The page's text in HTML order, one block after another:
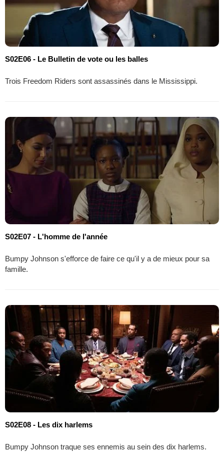
S02E06 - Le Bulletin de vote ou les balles
Trois Freedom Riders sont assassinés dans le Mississippi.
S02E07 - L'homme de l'année
Bumpy Johnson s'efforce de faire ce qu'il y a de mieux pour sa
famille.
S02E08 - Les dix harlems
Bumpy Johnson traque ses ennemis au sein des dix harlems.